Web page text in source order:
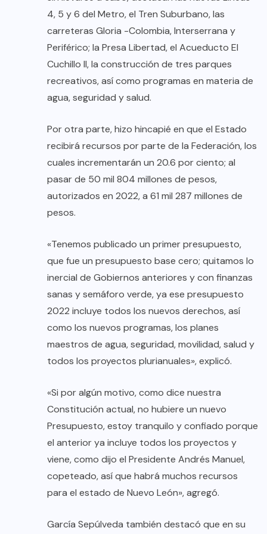
4, 5 y 6 del Metro, el Tren Suburbano, las
carreteras Gloria -Colombia, Interserrana y
Periférico; la Presa Libertad, el Acueducto El
Cuchillo II, la construcción de tres parques
recreativos, así como programas en materia de
agua, seguridad y salud.
Por otra parte, hizo hincapié en que el Estado
recibirá recursos por parte de la Federación, los
cuales incrementarán un 20.6 por ciento; al
pasar de 50 mil 804 millones de pesos,
autorizados en 2022, a 61 mil 287 millones de
pesos.
«Tenemos publicado un primer presupuesto,
que fue un presupuesto base cero; quitamos lo
inercial de Gobiernos anteriores y con finanzas
sanas y semáforo verde, ya ese presupuesto
2022 incluye todos los nuevos derechos, así
como los nuevos programas, los planes
maestros de agua, seguridad, movilidad, salud y
todos los proyectos plurianuales», explicó.
«Si por algún motivo, como dice nuestra
Constitución actual, no hubiere un nuevo
Presupuesto, estoy tranquilo y confiado porque
el anterior ya incluye todos los proyectos y
viene, como dijo el Presidente Andrés Manuel,
copeteado, así que habrá muchos recursos
para el estado de Nuevo León», agregó.
García Sepúlveda también destacó que en su